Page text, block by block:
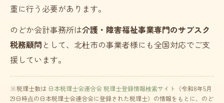
重に行う必要があります。
のどか会計事務所は介護・障害福祉事業専門のサブスク
税務顧問 として、北杜市の事業者様にも全国対応でご支
援しています。
※税理士数は 日本税理士会連合会 税理士登録情報検索サイト （令和8年5月
29日時点の日本税理士会連合会に登録された税理士）の情報をもとに、のど